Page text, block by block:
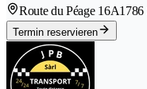
Route du Péage 16A1786
Termin reservieren